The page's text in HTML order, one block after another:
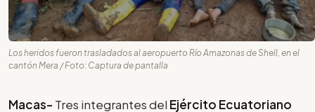
Los heridos fueron trasladados al aeropuerto Río Amazonas de Shell, en el
cantón Mera / Foto: Captura de pantalla
Macas- Tres integrantes del Ejército Ecuatoriano